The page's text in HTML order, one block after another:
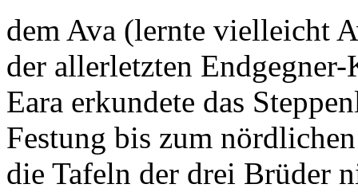
dem Ava (lernte vielleicht
der allerletzten
Eara erkundete das
Festung bis zum
die Tafeln der drei Brüder